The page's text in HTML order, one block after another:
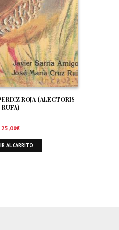
ROJA (ALECTORIS
RUFA)
25,00€
AL CARRITO